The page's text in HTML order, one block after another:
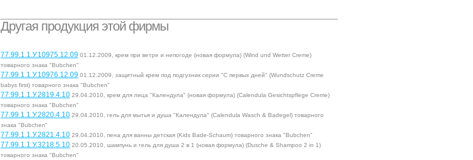
Другая продукция этой фирмы
77.99.1.1.У.10975.12.09 01.12.2009, крем при ветре и непогоде (новая формула) (Wind und Wetter Creme)
товарного знака "Bubchen"
77.99.1.1.У.10976.12.09 01.12.2009, защитный крем под подгузник серии "С первых дней" (Wundschutz Creme
babys first) товарного знака "Bubchen"
77.99.1.1.У.2819.4.10 29.04.2010, крем для лица "Календула" (новая формула) (Calendula Gesichtspflege Creme)
товарного знака "Bubchen"
77.99.1.1.У.2820.4.10 29.04.2010, гель для мытья и душа "Календула" (Calendula Wasch & Badegel) товарного
знака "Bubchen"
77.99.1.1.У.2821.4.10 29.04.2010, пена для ванны детская (Kids Bade-Schaum) товарного знака "Bubchen"
77.99.1.1.У.3218.5.10 20.05.2010, шампунь и гель для душа 2 в 1 (новая формула) (Dusche & Shampoo 2 in 1)
товарного знака "Bubchen"